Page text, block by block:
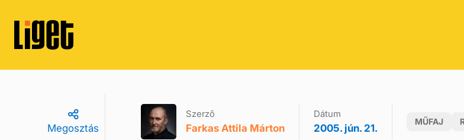
Megosztás
Szerző
Farkas Attila Márton
Dátum
2005. jún. 21.
MŰFAJ